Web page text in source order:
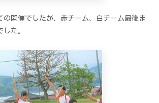
の開催でしたが、赤チーム、白チーム最後ま
た。